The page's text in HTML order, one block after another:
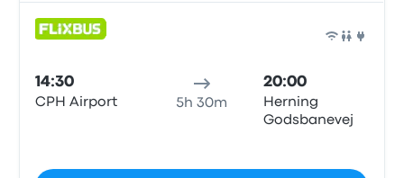
14:30
CPH Airport 5h 30m
20:00
Herning
Godsbanevej